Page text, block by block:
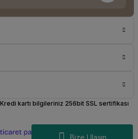
Bize Ulaşın
kartı bilgileriniz 256bit SSL sertifikası